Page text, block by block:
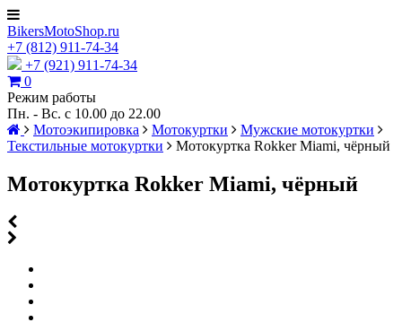
BikersMotoShop.ru
+7 (812) 911-74-34
+7 (921) 911-74-34
0
Режим работы
Пн. - Вс. с 10.00 до 22.00
Мотоэкипировка
Мотокуртки
Мужские мотокуртки
Текстильные мотокуртки
Мотокуртка Rokker Miami, чёрный
Мотокуртка Rokker Miami, чёрный